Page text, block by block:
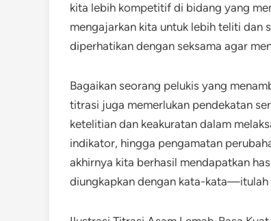
kita lebih kompetitif di bidang yang
mengajarkan kita untuk lebih teliti dan
diperhatikan dengan seksama agar
Bagaikan seorang pelukis yang
titrasi juga memerlukan pendekatan
ketelitian dan keakuratan dalam
indikator, hingga pengamatan
akhirnya kita berhasil mendapatkan
diungkapkan dengan kata-kata—itulah